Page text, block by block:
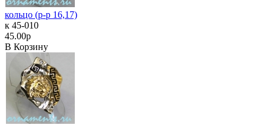
кольцо (р-р 16,17)
к 45-010
45.00р
В Корзину